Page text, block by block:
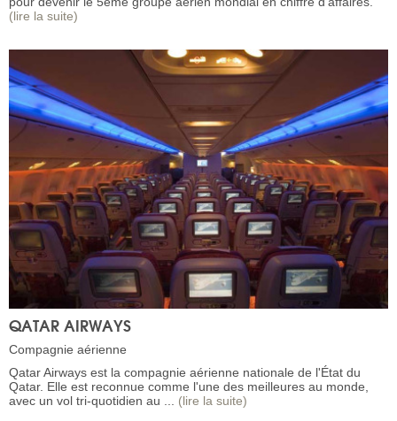
(lire la suite)
QATAR AIRWAYS
Compagnie aérienne
Qatar Airways est la compagnie aérienne nationale de l'État du
Qatar. Elle est reconnue comme l'une des meilleures au monde,
avec un vol tri-quotidien au ... (lire la suite)